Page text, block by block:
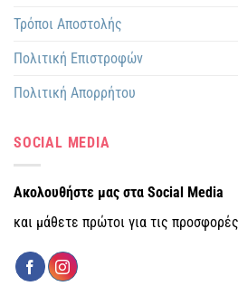
Τρόποι Αποστολής
Πολιτική Επιστροφών
Πολιτική Απορρήτου
SOCIAL MEDIA
Ακολουθήστε μας στα Social Media
και μάθετε πρώτοι για τις